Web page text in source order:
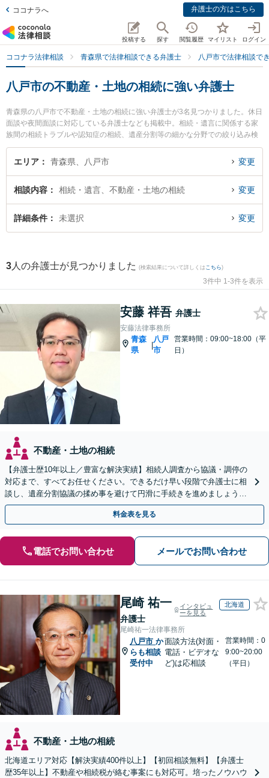
ココナラへ 弁護士の方はこちら
投稿する 探す 閲覧履歴 マイリスト ログイン
ココナラ法律相談 青森県で法律相談できる弁護士 八戸市で法律相談で
八戸市の不動産・土地の相続に強い弁護士
青森県の八戸市で不動産・土地の相続に強い弁護士が3名見つかりました。休日
面談や夜間面談に対応している弁護士なども掲載中。相続・遺言に関係する家
族間の相続トラブルや認知症の相続、遺産分割等の細かな分野での絞り込み検
索もでき便利です。特に安藤法律事務所の安藤 祥吾弁護士や澤村こうじ法律事
務所の澤村 康治弁護士、弁護士法人青森リーガルサービス 八戸シティ法律事務
すぐに弁護士に相談したい』『不動産・土地の相続のトラブル解決の実績豊富
な近くの弁護士を検索したい』『初回相談無料で不動産・土地の相続を法律相
談できる八戸市内の弁護士に相談予約したい』などでお困りの相談者さんにお
エリア 青森県、八戸市 変更
相談内容 相続・遺言、不動産・土地の相続 変更
詳細条件 未選択 変更
3 人の弁護士が見つかりました (検索結果について詳しくは こちら)
3件中 1-3件を表示
安藤 祥吾 弁護士
安藤法律事務所
青森
県
|
八戸
市
営業時間：09:00~18:00（平
日）
不動産・土地の相続
【弁護士歴10年以上／豊富な解決実績】相続人調査から協議・調停の
対応まで、すべてお任せください。できるだけ早い段階で弁護士に相
談し、遺産分割協議の揉め事を避けて円滑に手続きを進めましょう
【秘密厳守】【完全個室対応】【休日・夜間相談あり】
料金表を見る
電話でお問い合わせ メールでお問い合わせ
尾崎 祐一
弁護士
インタビュ
ーを見る
北海道
尾崎祐一法律事務所
八戸市 か
らも相談
受付中
面談方法(対面・
電話・ビデオな
ど)は応相談
営業時間：0
9:00~20:00
（平日）
不動産・土地の相続
北海道エリア対応【解決実績400件以上】【初回相談無料】【弁護士
歴35年以上】不動産や相続税が絡む事案にも対応可。培ったノウハウ